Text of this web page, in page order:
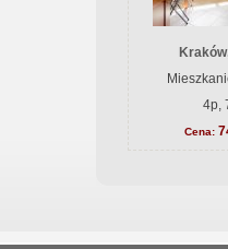
4p,
Cena: